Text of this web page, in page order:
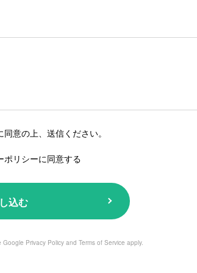
同意の上、送信ください。
ポリシーに同意する
込む
Google Privacy Policyand Terms of Service apply.